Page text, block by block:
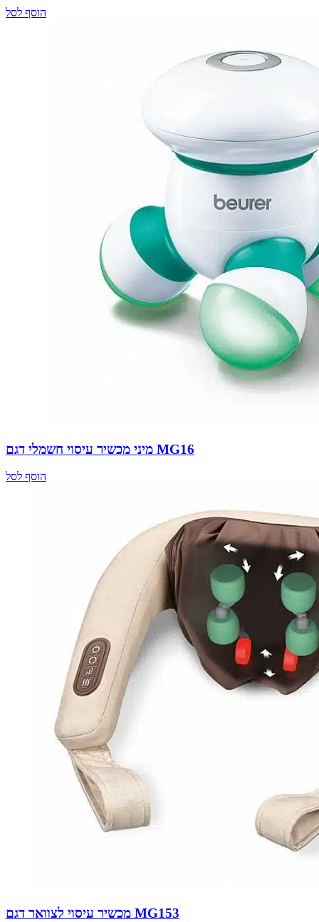
הוסף לסל
מיני מכשיר עיסוי חשמלי דגם MG16
הוסף לסל
מכשיר עיסוי לצוואר דגם MG153